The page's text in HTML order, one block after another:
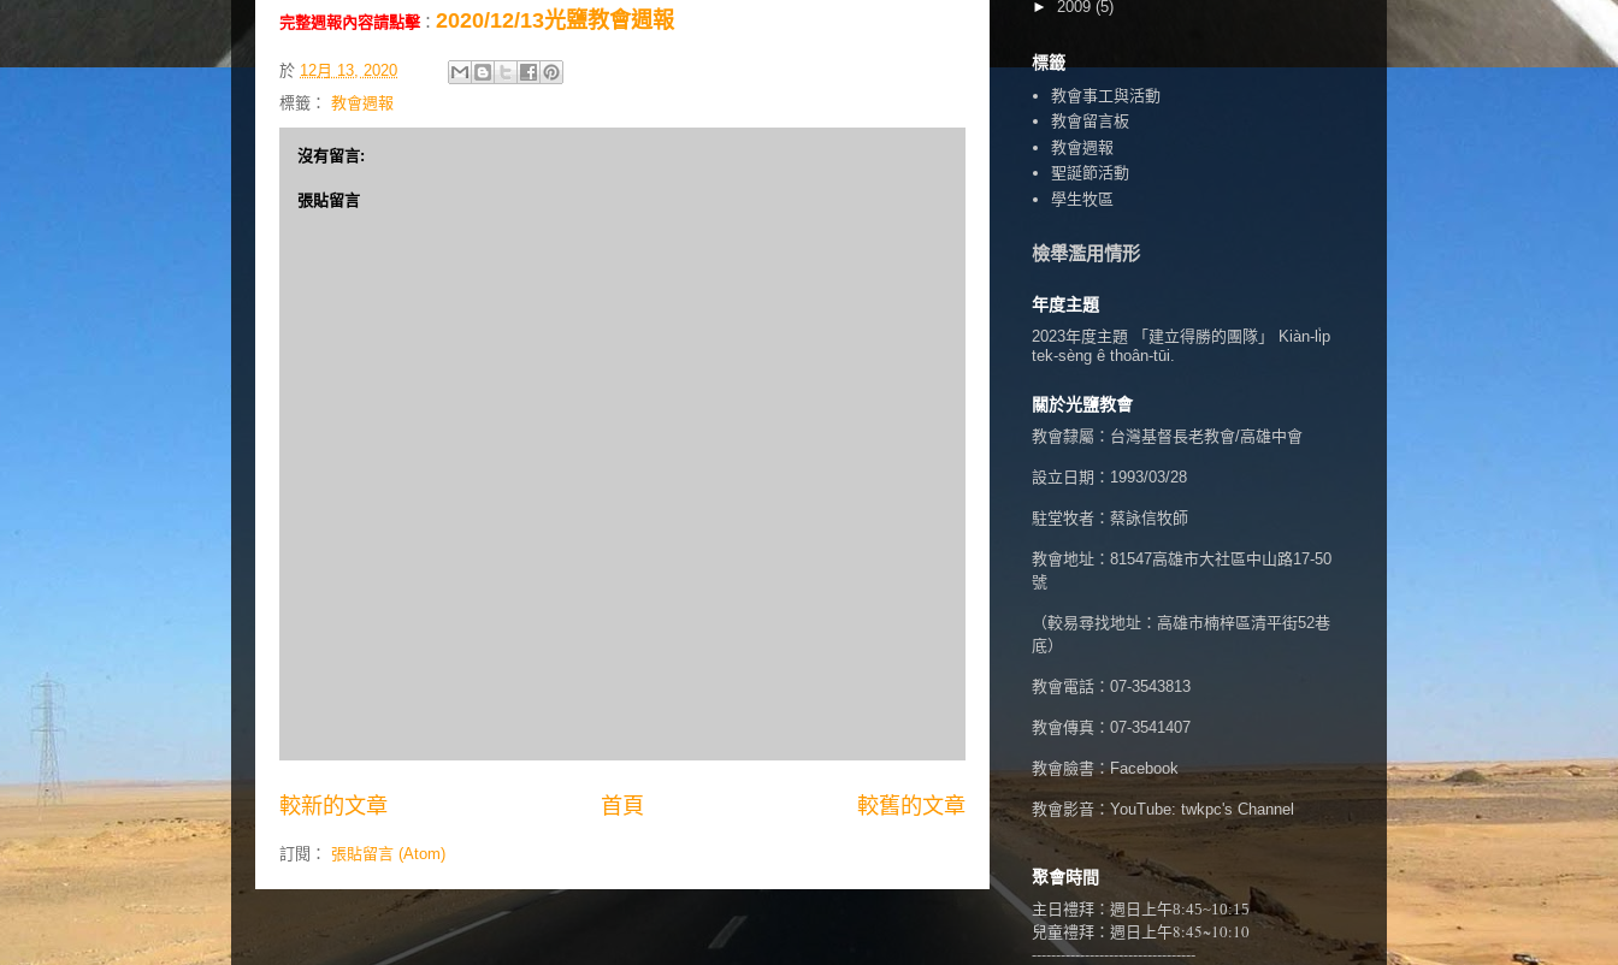
完整週報內容請點擊： 2020/12/13光鹽教會週報
於 12月 13, 2020
標籤： 教會週報
沒有留言:
張貼留言
較新的文章 較舊的文章
首頁
訂閱： 張貼留言 (Atom)
► 2009 (5)
標籤
教會事工與活動
教會留言板
教會週報
聖誕節活動
學生牧區
檢舉濫用情形
年度主題
2023年度主題 「建立得勝的團隊」 Kiàn-li̍p
tek-sèng ê thoân-tūi.
關於光鹽教會
教會隸屬：台灣基督長老教會/高雄中會
設立日期：1993/03/28
駐堂牧者：蔡詠信牧師
教會地址： 81547高雄市大社區中山路17-50
號
（較易尋找地址：高雄市楠梓區清平街52巷
底）
教會電話：07-3543813
教會傳真：07-3541407
教會臉書：Facebook
教會影音：YouTube: twkpc's Channel
聚會時間
主日禮拜：週日上午8:45~10:15
兒童禮拜：週日上午8:45~10:10
----------------------------------